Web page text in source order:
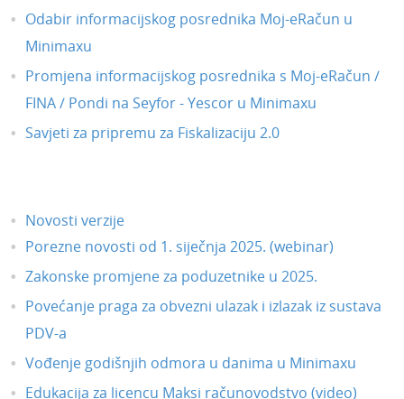
Odabir informacijskog posrednika Moj-eRačun u
Minimaxu
Promjena informacijskog posrednika s Moj-eRačun /
FINA / Pondi na Seyfor - Yescor u Minimaxu
Savjeti za pripremu za Fiskalizaciju 2.0
Novosti verzije
Porezne novosti od 1. siječnja 2025. (webinar)
Zakonske promjene za poduzetnike u 2025.
Povećanje praga za obvezni ulazak i izlazak iz sustava
PDV-a
Vođenje godišnjih odmora u danima u Minimaxu
Edukacija za licencu Maksi računovodstvo (video)